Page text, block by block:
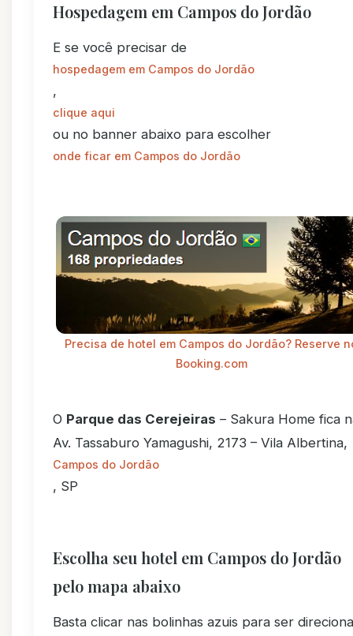
Hospedagem em Campos do Jordão
E se você precisar de
hospedagem em Campos do Jordão
,
clique aqui
ou no banner abaixo para escolher
onde ficar em Campos do Jordão
Precisa de hotel em Campos do Jordão? Reserve
Booking.com
O Parque das Cerejeiras – Sakura Home fica
Av. Tassaburo Yamagushi, 2173 – Vila Albertina,
Campos do Jordão
, SP
Escolha seu hotel em Campos do Jordão
pelo mapa abaixo
Basta clicar nas bolinhas azuis para ser